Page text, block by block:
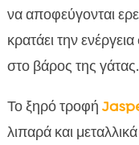
να αποφεύγονται
κρατάει την
στο βάρος της γάτας.
Το ξηρό τροφή
λιπαρά και